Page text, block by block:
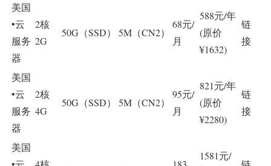
美国
•云
服务
器
2核
2G
50G（SSD） 5M（CN2）
68元/
月
588元/年
(原价
¥1632)
链
接
美国
•云
服务
器
2核
4G
50G（SSD） 5M（CN2）
95元/
月
821元/年
(原价
¥2280)
链
接
美国
1581元/